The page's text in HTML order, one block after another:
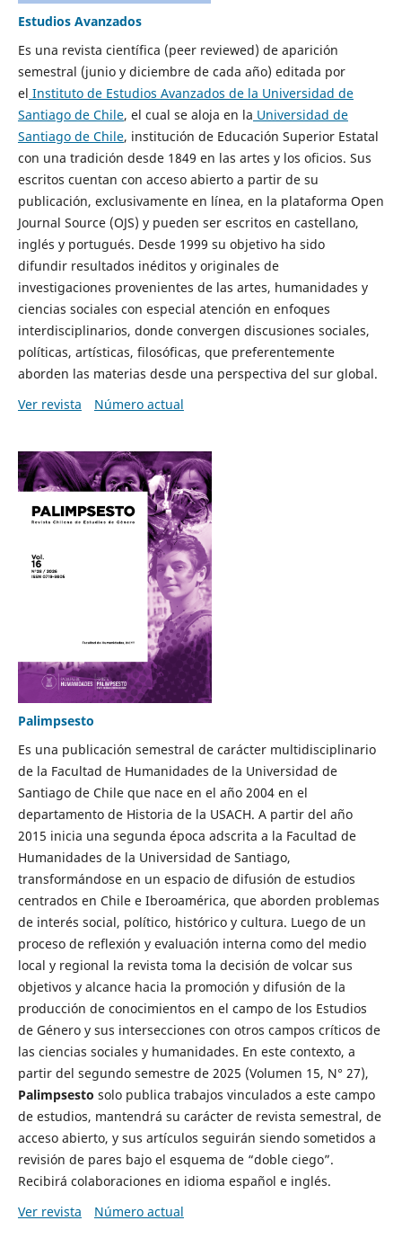
Estudios Avanzados
Es una revista científica (peer reviewed) de aparición
semestral (junio y diciembre de cada año) editada por
el Instituto de Estudios Avanzados de la Universidad de
Santiago de Chile, el cual se aloja en la Universidad de
Santiago de Chile, institución de Educación Superior Estatal
con una tradición desde 1849 en las artes y los oficios. Sus
escritos cuentan con acceso abierto a partir de su
publicación, exclusivamente en línea, en la plataforma Open
Journal Source (OJS) y pueden ser escritos en castellano,
inglés y portugués. Desde 1999 su objetivo ha sido
difundir resultados inéditos y originales de
investigaciones provenientes de las artes, humanidades y
ciencias sociales con especial atención en enfoques
interdisciplinarios, donde convergen discusiones sociales,
políticas, artísticas, filosóficas, que preferentemente
aborden las materias desde una perspectiva del sur global.
Ver revista
Número actual
Palimpsesto
Es una publicación semestral de carácter multidisciplinario
de la Facultad de Humanidades de la Universidad de
Santiago de Chile que nace en el año 2004 en el
departamento de Historia de la USACH. A partir del año
2015 inicia una segunda época adscrita a la Facultad de
Humanidades de la Universidad de Santiago,
transformándose en un espacio de difusión de estudios
centrados en Chile e Iberoamérica, que aborden problemas
de interés social, político, histórico y cultura. Luego de un
proceso de reflexión y evaluación interna como del medio
local y regional la revista toma la decisión de volcar sus
objetivos y alcance hacia la promoción y difusión de la
producción de conocimientos en el campo de los Estudios
de Género y sus intersecciones con otros campos críticos de
las ciencias sociales y humanidades. En este contexto, a
partir del segundo semestre de 2025 (Volumen 15, N° 27),
Palimpsesto solo publica trabajos vinculados a este campo
de estudios, mantendrá su carácter de revista semestral, de
acceso abierto, y sus artículos seguirán siendo sometidos a
revisión de pares bajo el esquema de “doble ciego”.
Recibirá colaboraciones en idioma español e inglés.
Ver revista
Número actual